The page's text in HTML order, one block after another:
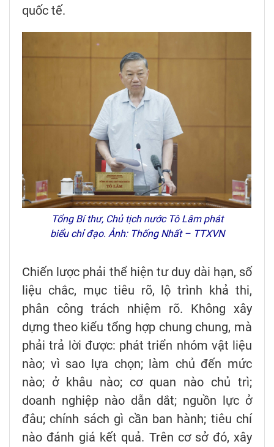
quốc tế.
Tổng Bí thư, Chủ tịch nước Tô Lâm phát
biểu chỉ đạo. Ảnh: Thống Nhất – TTXVN
Chiến lược phải thể hiện tư duy dài hạn, số
liệu chắc, mục tiêu rõ, lộ trình khả thi,
phân công trách nhiệm rõ. Không xây
dựng theo kiểu tổng hợp chung chung, mà
phải trả lời được: phát triển nhóm vật liệu
nào; vì sao lựa chọn; làm chủ đến mức
nào; ở khâu nào; cơ quan nào chủ trì;
doanh nghiệp nào dẫn dắt; nguồn lực ở
đâu; chính sách gì cần ban hành; tiêu chí
nào đánh giá kết quả. Trên cơ sở đó, xây